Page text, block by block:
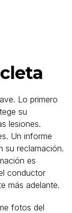
Lo primero
su
lesiones.
Un informe
su reclamación.
es
conductor
más adelante.
fotos del